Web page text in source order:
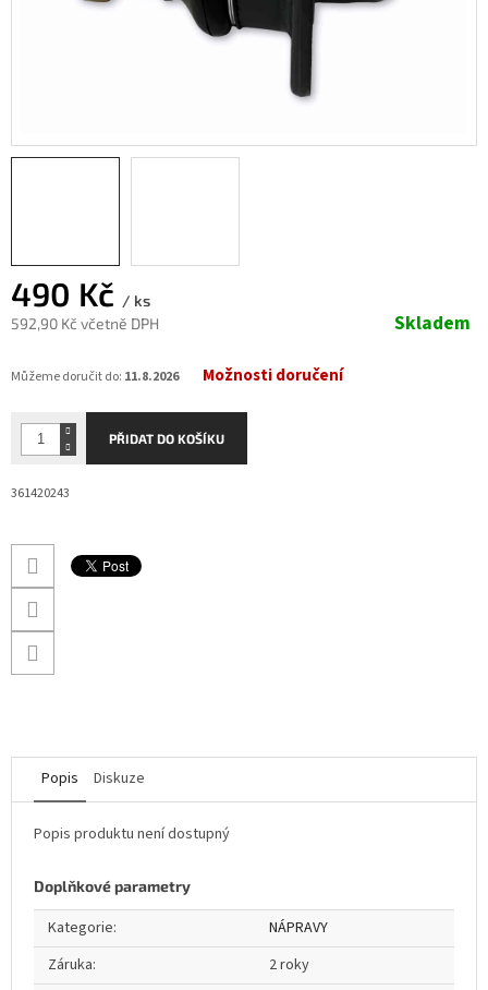
490 Kč / ks
592,90 Kč včetně DPH
cena:
Skladem
Můžeme doručit do: 11.8.2026 Možnosti doručení
PŘIDAT DO KOŠÍKU
361420243
Popis Diskuze
Popis produktu není dostupný
Doplňkové parametry
Kategorie:
NÁPRAVY
Záruka:
2 roky